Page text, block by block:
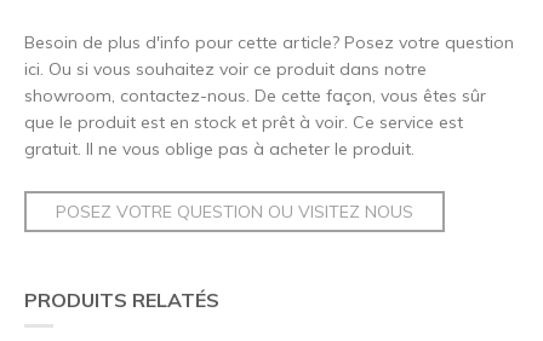
Besoin de plus d'info pour cette article? Posez votre question
ici. Ou si vous souhaitez voir ce produit dans notre
showroom, contactez-nous. De cette façon, vous êtes sûr
que le produit est en stock et prêt à voir. Ce service est
gratuit. Il ne vous oblige pas à acheter le produit.
POSEZ VOTRE QUESTION OU VISITEZ NOUS
PRODUITS RELATÉS